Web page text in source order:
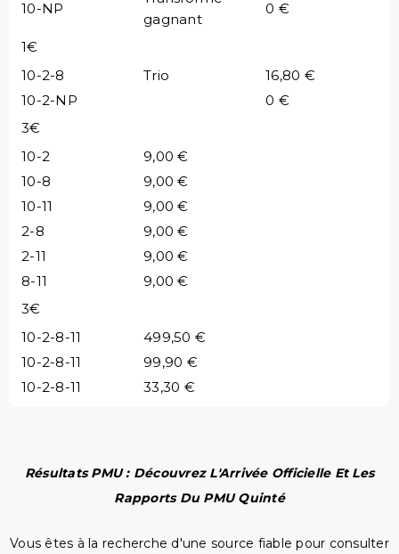
10-NP
gagnant
0 €
1€
10-2-8
Trio
16,80 €
10-2-NP
0 €
3€
10-2
9,00 €
10-8
9,00 €
10-11
9,00 €
2-8
9,00 €
2-11
9,00 €
8-11
9,00 €
3€
10-2-8-11
499,50 €
10-2-8-11
99,90 €
10-2-8-11
33,30 €
Résultats PMU : Découvrez L'Arrivée Officielle Et Les
Rapports Du PMU Quinté
Vous êtes à la recherche d'une source fiable pour consulter